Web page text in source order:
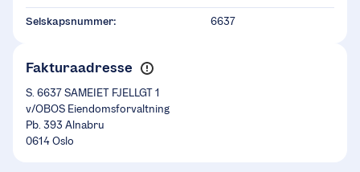
Selskapsnummer: 6637
Fakturaadresse
S. 6637 SAMEIET FJELLGT 1
v/OBOS Eiendomsforvaltning
Pb. 393 Alnabru
0614 Oslo